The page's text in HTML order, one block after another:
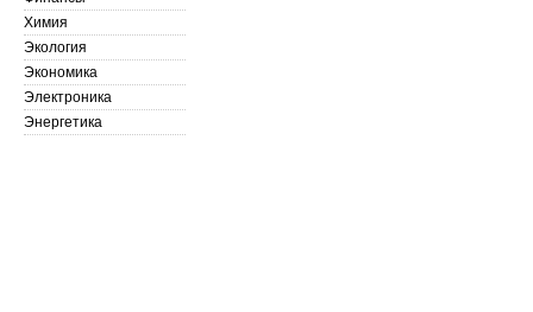
Химия
Экология
Экономика
Электроника
Энергетика